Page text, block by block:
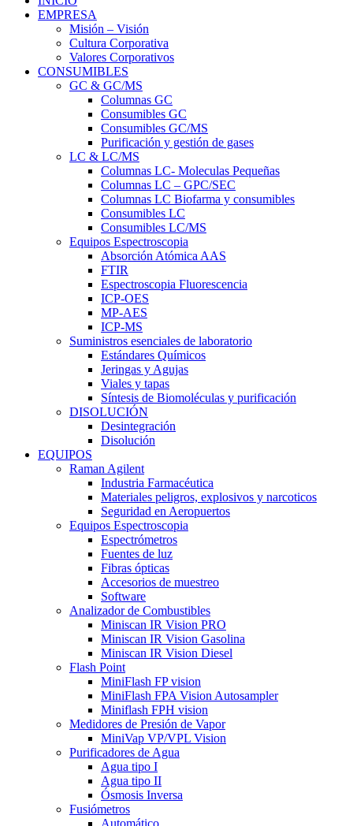
EMPRESA
Misión – Visión
Cultura Corporativa
Valores Corporativos
CONSUMIBLES
GC & GC/MS
Columnas GC
Consumibles GC
Consumibles GC/MS
Purificación y gestión de gases
LC & LC/MS
Columnas LC- Moleculas Pequeñas
Columnas LC – GPC/SEC
Columnas LC Biofarma y consumibles
Consumibles LC
Consumibles LC/MS
Equipos Espectroscopia
Absorción Atómica AAS
FTIR
Espectroscopia Fluorescencia
ICP-OES
MP-AES
ICP-MS
Suministros esenciales de laboratorio
Estándares Químicos
Jeringas y Agujas
Viales y tapas
Síntesis de Biomoléculas y purificación
DISOLUCIÓN
Desintegración
Disolución
EQUIPOS
Raman Agilent
Industria Farmacéutica
Materiales peligros, explosivos y narcoticos
Seguridad en Aeropuertos
Equipos Espectroscopia
Espectrómetros
Fuentes de luz
Fibras ópticas
Accesorios de muestreo
Software
Analizador de Combustibles
Miniscan IR Vision PRO
Miniscan IR Vision Gasolina
Miniscan IR Vision Diesel
Flash Point
MiniFlash FP vision
MiniFlash FPA Vision Autosampler
Miniflash FPH vision
Medidores de Presión de Vapor
MiniVap VP/VPL Vision
Purificadores de Agua
Agua tipo I
Agua tipo II
Ósmosis Inversa
Fusiómetros
Automático